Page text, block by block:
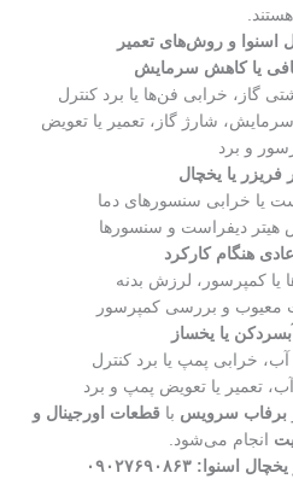
هستند.
اسنوا و روش‌های تعمیر
یا کاهش سرمایش
گاز، خرابی فن‌ها یا برد کنترل
شارژ گاز، تعمیر یا تعویض
و برد
فریزر یا یخچال
یا خرابی سنسورهای دما
هیتر دیفراست و سنسورها
هنگام کارکرد
یا کمپرسور، لرزش بدنه
معیوب و بررسی کمپرسور
یا یخساز
خرابی پمپ یا برد کنترل
تعمیر یا تعویض پمپ و برد
برفاب سرویس باقطعات اورجینال و
انجام می‌شود.
۰۹۰۲۷۶۹۰۸۶۳